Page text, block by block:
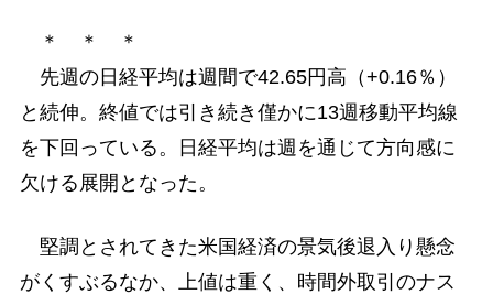
＊ ＊ ＊
先週の日経平均は週間で42.65円高（+0.16％）
と続伸。終値では引き続き僅かに13週移動平均線
を下回っている。日経平均は週を通じて方向感に
欠ける展開となった。
堅調とされてきた米国経済の景気後退入り懸念
がくすぶるなか、上値は重く、時間外取引のナス